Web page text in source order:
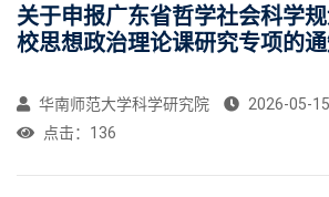
关于申报广东省哲学社会科学
校思想政治理论课研究专项的
华南师范大学科学研究院
2026-05-
点击： 136